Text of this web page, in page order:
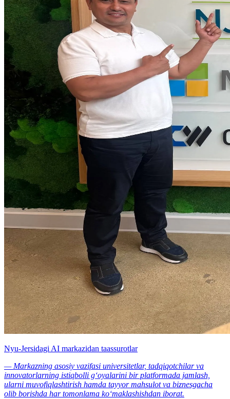
Nyu-Jersidagi AI markazidan taassurotlar
— Markazning asosiy vazifasi universitetlar, tadqiqotchilar va
innovatorlarning istiqbolli g‘oyalarini bir platformada jamlash,
ularni muvofiqlashtirish hamda tayyor mahsulot va biznesgacha
olib borishda har tomonlama ko‘maklashishdan iborat.